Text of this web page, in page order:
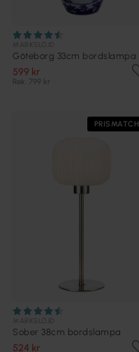
Göteborg 33cm bordslampa
599 kr
Rek. 799 kr
PRISMATCH
Sober 38cm bordslampa
524 kr